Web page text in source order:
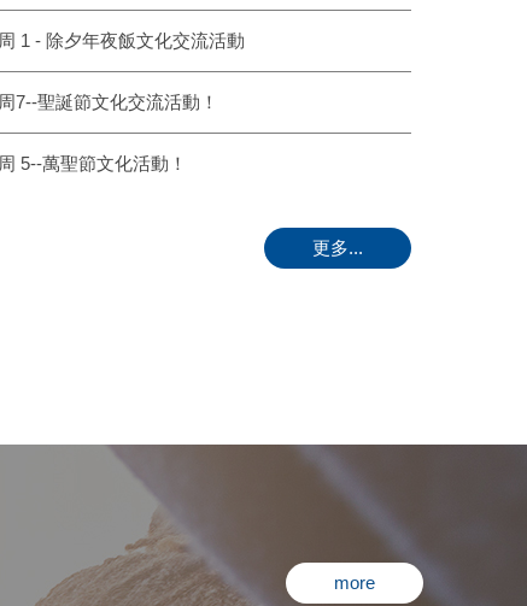
1 - 除夕年夜飯文化交流活動
7--聖誕節文化交流活動！
5--萬聖節文化活動！
更多...
more